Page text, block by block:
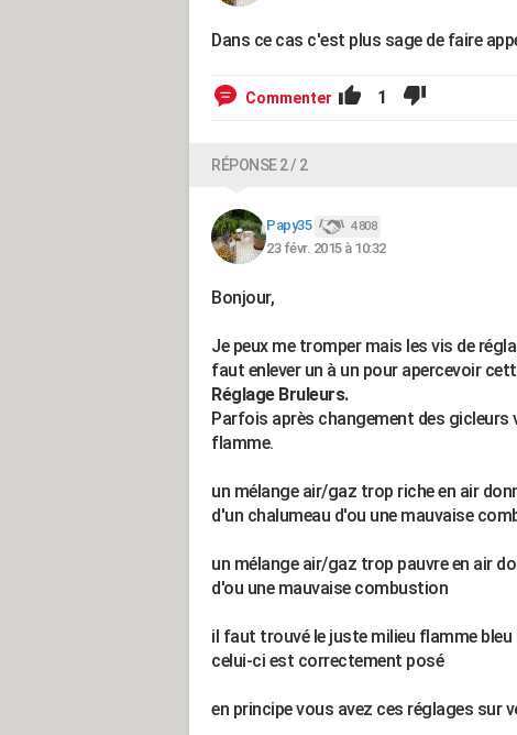
Dans ce cas c'est plus sage de faire
Commenter 1
RÉPONSE 2 / 2
Papy35 4 808
23 févr. 2015 à 10:32
Bonjour,
Je peux me tromper mais les vis de
faut enlever un à un pour apercevoir
Réglage Bruleurs.
Parfois après changement des gicleurs
flamme.
un mélange air/gaz trop riche en air
d'un chalumeau d'ou une mauvaise
un mélange air/gaz trop pauvre en air
d'ou une mauvaise combustion
il faut trouvé le juste milieu flamme
celui-ci est correctement posé
en principe vous avez ces réglages sur